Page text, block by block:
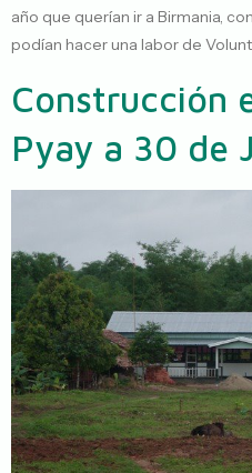
año que querían ir a Birmania,
podían hacer una labor de
Construcción
Pyay a 30 de